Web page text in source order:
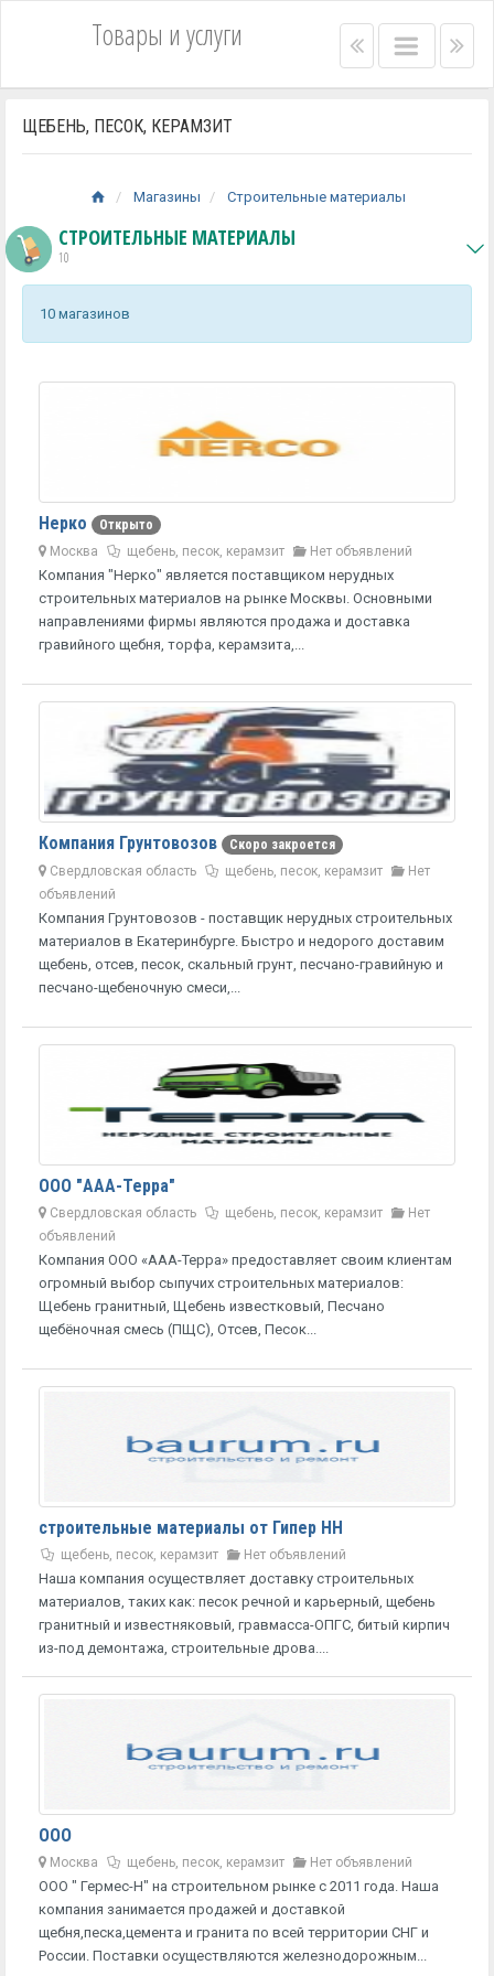
Товары и услуги Left
bar
Main
menu
Right
menu
bar
ЩЕБЕНЬ, ПЕСОК, КЕРАМЗИТ
Магазины Строительные материалы
СТРОИТЕЛЬНЫЕ МАТЕРИАЛЫ
10
10 магазинов
Нерко
Открыто
Москва
щебень, песок, керамзит Нет объявлений
Компания "Нерко" является поставщиком нерудных
строительных материалов на рынке Москвы. Основными
направлениями фирмы являются продажа и доставка
гравийного щебня, торфа, керамзита,...
Компания Грунтовозов
Скоро закроется
Свердловская область
щебень, песок, керамзит
Нет
объявлений
Компания Грунтовозов - поставщик нерудных строительных
материалов в Екатеринбурге. Быстро и недорого доставим
щебень, отсев, песок, скальный грунт, песчано-гравийную и
песчано-щебеночную смеси,...
ООО "ААА-Терра"
Свердловская область щебень, песок, керамзит
Нет
объявлений
Компания ООО «ААА-Терра» предоставляет своим клиентам
огромный выбор сыпучих строительных материалов:
Щебень гранитный, Щебень известковый, Песчано
щебёночная смесь (ПЩС), Отсев, Песок...
строительные материалы от Гипер НН
щебень, песок, керамзит Нет объявлений
Наша компания осуществляет доставку строительных
материалов, таких как: песок речной и карьерный, щебень
гранитный и известняковый, гравмасса-ОПГС, битый кирпич
из-под демонтажа, строительные дрова....
ООО
Москва щебень, песок, керамзит Нет объявлений
ООО " Гермес-Н" на строительном рынке с 2011 года. Наша
компания занимается продажей и доставкой
щебня,песка,цемента и гранита по всей территории СНГ и
России. Поставки осуществляются железнодорожным...